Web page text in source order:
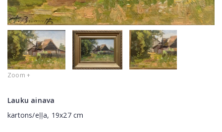
Zoom +
Lauku ainava
kartons/eļļa, 19x27 cm